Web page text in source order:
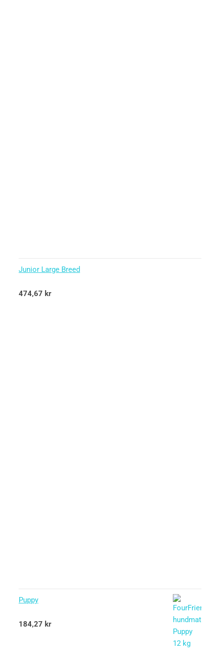
Junior Large Breed
Betygsatt
5.00
474,67 kr
Puppy
Betygsatt
5.00
184,27 kr